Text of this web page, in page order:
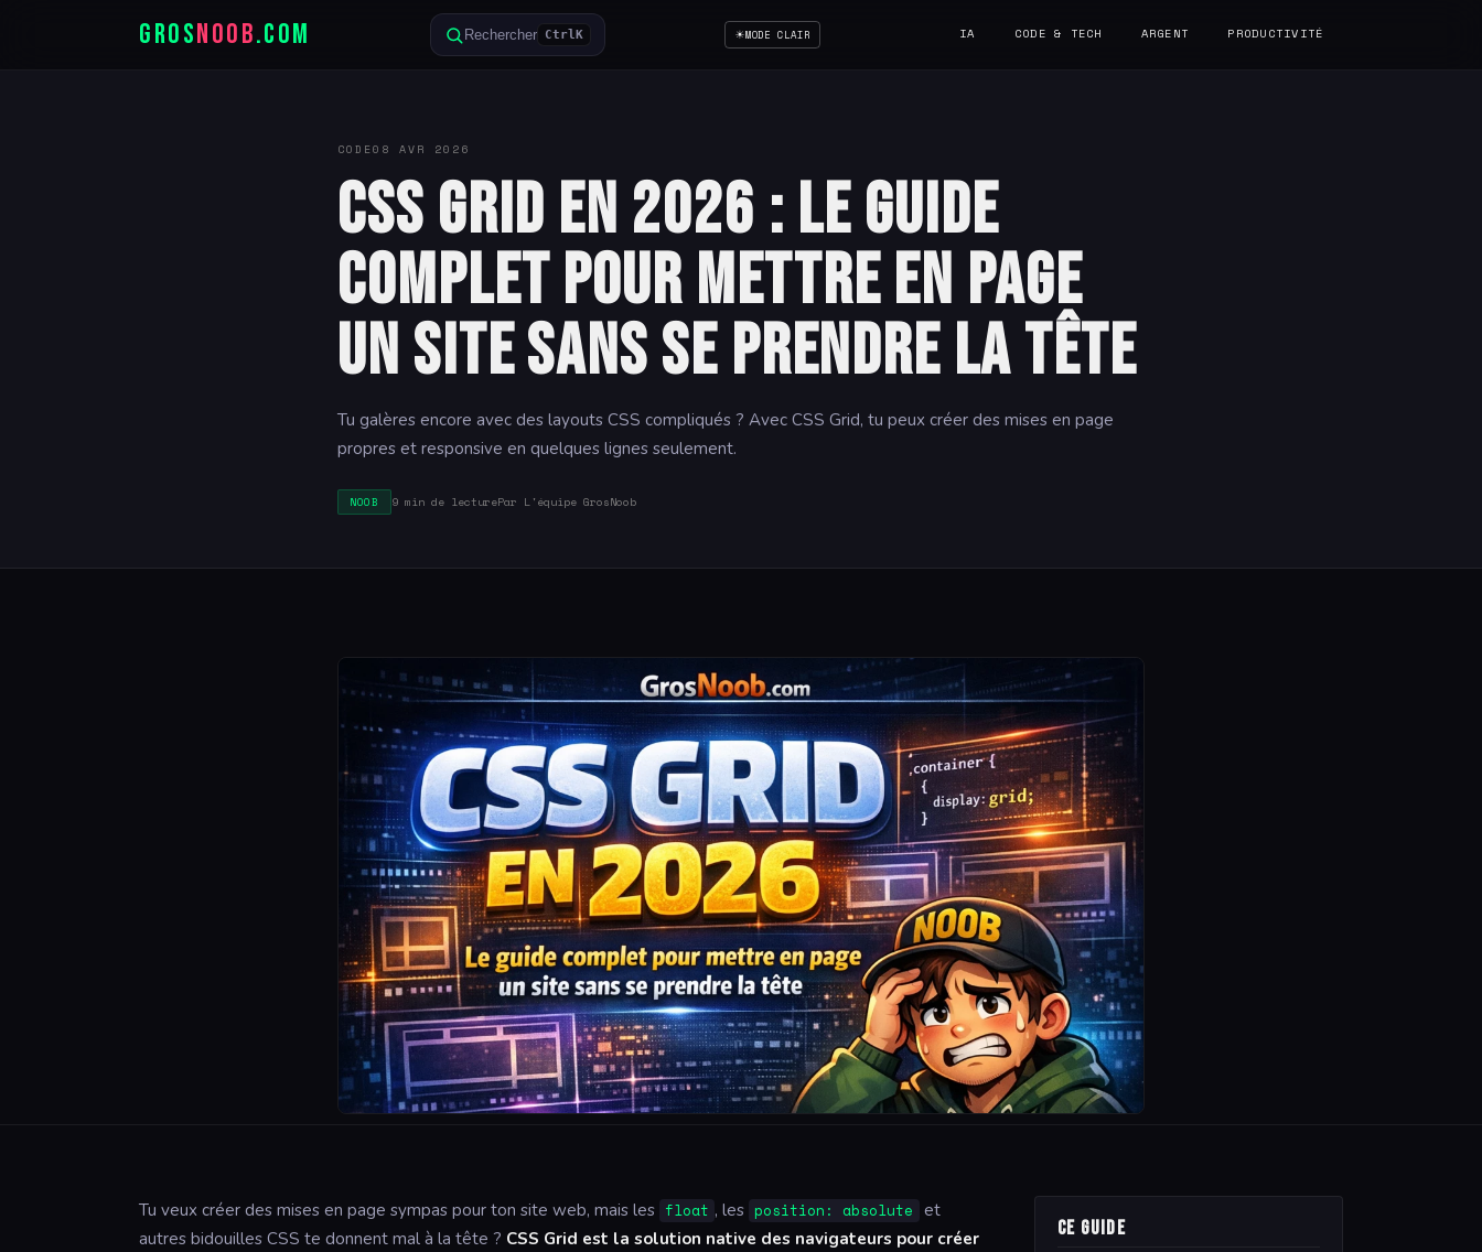
GROSNOOB.COM Rechercher CtrlK ☀MODE CLAIR IA CODE & TECH ARGENT PRODUCTIVITÉ
CODE08 AVR 2026
CSS Grid en 2026 : le guide
complet pour mettre en page
un site sans se prendre la tête
Tu galères encore avec des layouts CSS compliqués ? Avec CSS Grid, tu peux créer des mises en page
propres et responsive en quelques lignes seulement.
NOOB 9 min de lecturePar L'équipe GrosNoob
Tu veux créer des mises en page sympas pour ton site web, mais les float , les position: absolute et
autres bidouilles CSS te donnent mal à la tête ? CSS Grid est la solution native des navigateurs pour créer
Ce guide